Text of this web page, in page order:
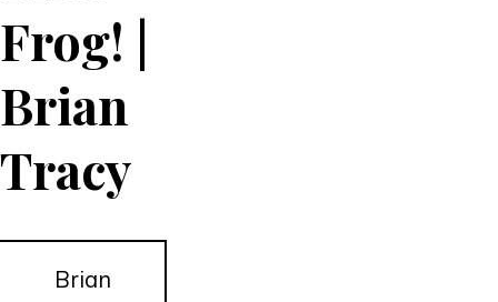
Frog! |
Brian
Tracy
Brian